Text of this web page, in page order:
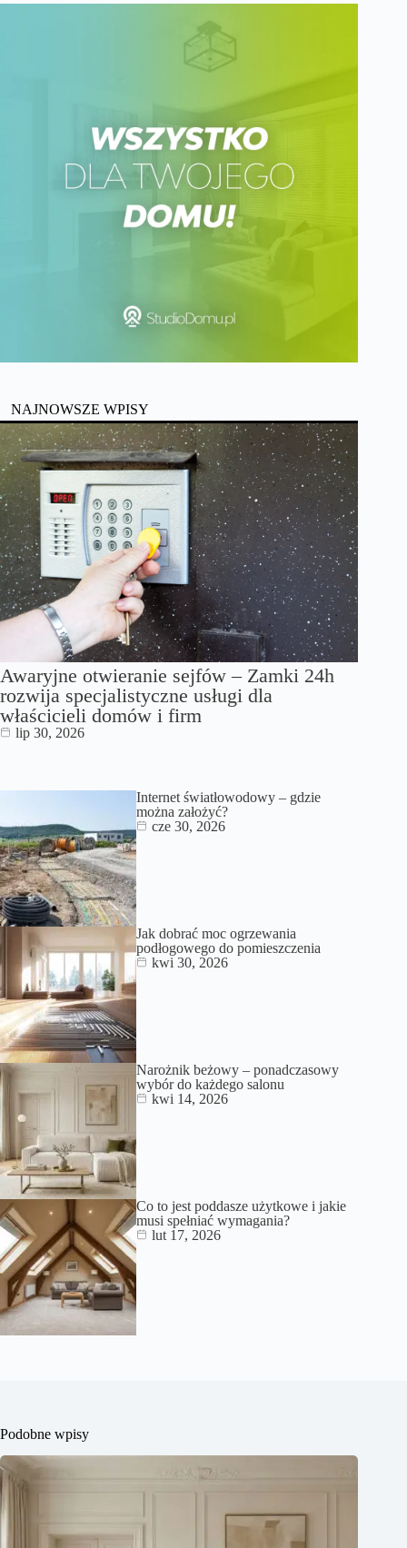
NAJNOWSZE WPISY
Awaryjne otwieranie sejfów – Zamki 24h
rozwija specjalistyczne usługi dla
właścicieli domów i firm
lip 30, 2026
Internet światłowodowy – gdzie
można założyć?
cze 30, 2026
Jak dobrać moc ogrzewania
podłogowego do pomieszczenia
kwi 30, 2026
Narożnik beżowy – ponadczasowy
wybór do każdego salonu
kwi 14, 2026
Co to jest poddasze użytkowe i jakie
musi spełniać wymagania?
lut 17, 2026
Podobne wpisy